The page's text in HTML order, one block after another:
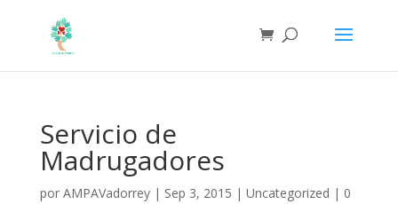
Servicio de
Madrugadores
por AMPAVadorrey| Sep 3, 2015 | Uncategorized | 0